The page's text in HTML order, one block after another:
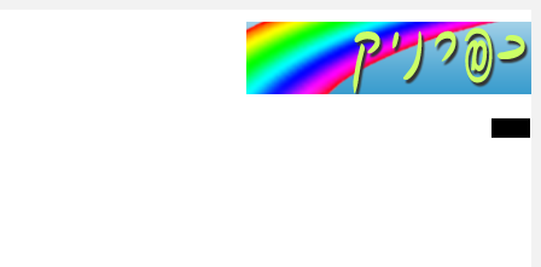
תפריט